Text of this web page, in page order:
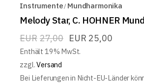
Instrumente Mundharmonika
Melody Star, C. HOHNER
EUR 27,00 EUR 25,00
Enthält 19% MwSt.
zzgl.Versand
Bei Lieferungen in Nicht-EU-Länder